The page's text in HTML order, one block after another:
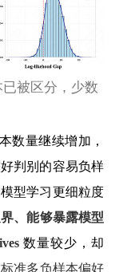
被区分，少数
数量继续增加，
判别的容易负样
型学习更细粒度
、能够暴露模型
数量较少，却
准多负样本偏好